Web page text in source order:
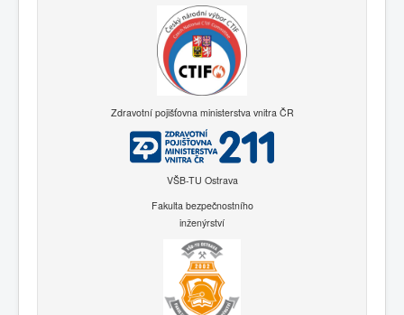
Zdravotní pojišťovna ministerstva vnitra ČR
VŠB-TU Ostrava
Fakulta bezpečnostního
inženýrství